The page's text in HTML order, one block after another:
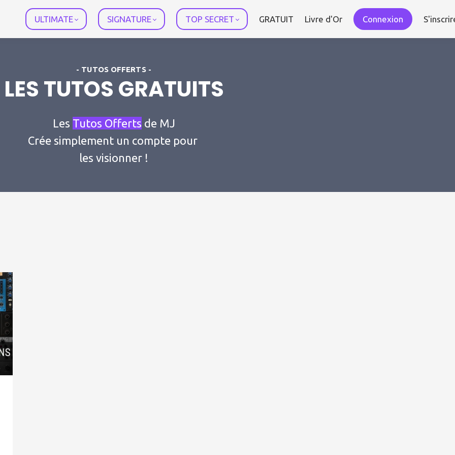
ULTIMATE SIGNATURE TOP SECRET GRATUIT Livre d'Or Connexion
- TUTOS OFFERTS -
LES TUTOS GRATUITS
Les Tutos Offerts de MJ
Crée simplement un compte pour
les visionner !